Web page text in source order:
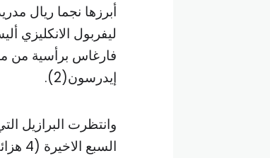
أبرزها نجما ريال
ليفربول الانكليزي
فارغاس برأسية من
إيدرسون(2).
وانتظرت البرازيل